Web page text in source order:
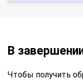
В
Чтобы получить